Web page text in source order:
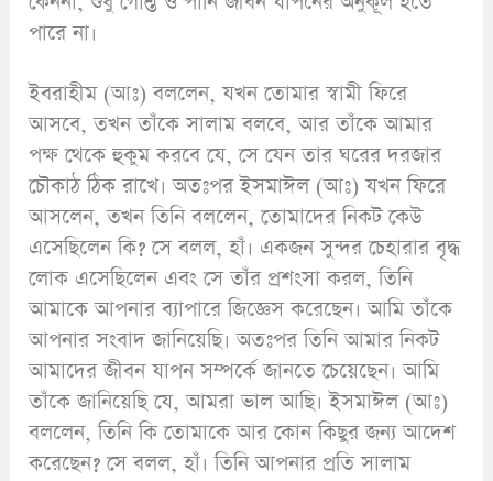
পারে না।
ইবরাহীম (আঃ) বললেন, যখন তোমার স্বামী ফিরে
আসবে, তখন তাঁকে সালাম বলবে, আর তাঁকে আমার
পক্ষ থেকে হুকুম করবে যে, সে যেন তার ঘরের দরজার
চৌকাঠ ঠিক রাখে। অতঃপর ইসমাঈল (আঃ) যখন ফিরে
আসলেন, তখন তিনি বললেন, তোমাদের নিকট কেউ
এসেছিলেন কি? সে বলল, হাঁ। একজন সুন্দর চেহারার বৃদ্ধ
লোক এসেছিলেন এবং সে তাঁর প্রশংসা করল, তিনি
আমাকে আপনার ব্যাপারে জিজ্ঞেস করেছেন। আমি তাঁকে
আপনার সংবাদ জানিয়েছি। অতঃপর তিনি আমার নিকট
আমাদের জীবন যাপন সম্পর্কে জানতে চেয়েছেন। আমি
তাঁকে জানিয়েছি যে, আমরা ভাল আছি। ইসমাঈল (আঃ)
বললেন, তিনি কি তোমাকে আর কোন কিছুর জন্য আদেশ
করেছেন? সে বলল, হাঁ। তিনি আপনার প্রতি সালাম